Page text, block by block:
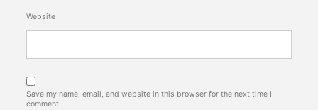
Website
Save my name, email, and website in this browser for the next time I
comment.